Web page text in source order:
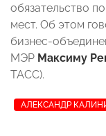
обязательство
мест. Об этом
бизнес-
МЭР Максиму
ТАСС).
АЛЕКСАНДР